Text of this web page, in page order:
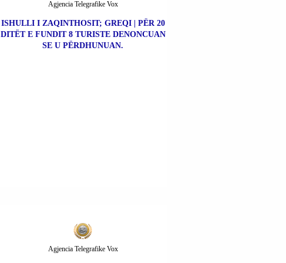
ISHULLI I ZAQINTHOSIT; GREQI | PËR 20
DITËT E FUNDIT 8 TURISTE DENONCUAN
SE U PËRDHUNUAN.
Agjencia Telegrafike Vox
Agjencia Telegrafike Vox